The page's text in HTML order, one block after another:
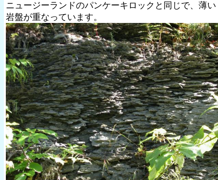
ニュージーランドのパンケーキロックと同じで、薄い
岩盤が重なっています。